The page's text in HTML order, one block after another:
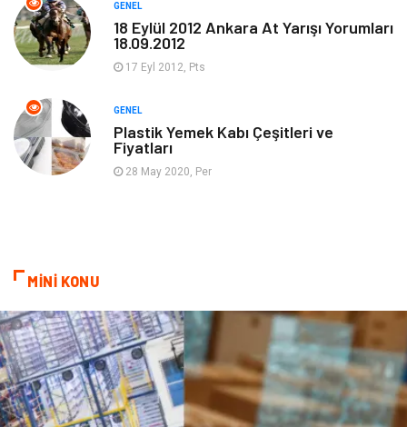
Güzellik & Bakım
Organizasyon
Hizmet
Aksesuar
GENEL
18 Eylül 2012 Ankara At Yarışı Yorumları
18.09.2012
17 Eyl 2012, Pts
GENEL
Plastik Yemek Kabı Çeşitleri ve
Fiyatları
28 May 2020, Per
MİNİ KONU